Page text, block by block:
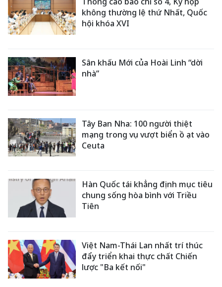
không thường lệ thứ Nhất, Quốc
hội khóa XVI
Sân khấu Mới của Hoài Linh “dời
nhà”
Tây Ban Nha: 100 người thiệt
mạng trong vụ vượt biển ồ ạt vào
Ceuta
Hàn Quốc tái khẳng định mục tiêu
chung sống hòa bình với Triều
Tiên
Việt Nam-Thái Lan nhất trí thúc
đẩy triển khai thực chất Chiến
lược "Ba kết nối"